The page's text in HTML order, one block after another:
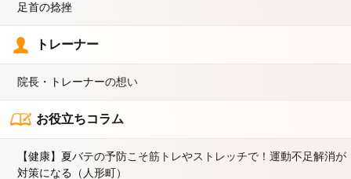
足首の捻挫
トレーナー
院長・トレーナーの想い
お役立ちコラム
【健康】夏バテの予防こそ筋トレやストレッチで！運動不足解消が
対策になる（人形町）